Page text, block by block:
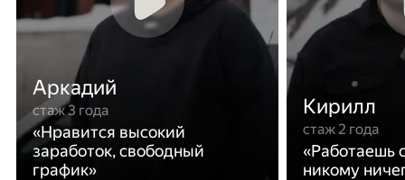
Аркадий
стаж 3 года
«Нравится высокий
заработок, свободный
график»
Кирилл
стаж 2 года
«Работаешь
никому